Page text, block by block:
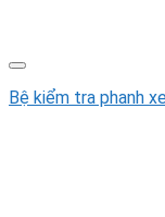
Bệ kiểm tra phanh